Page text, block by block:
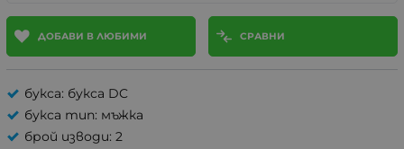
ДОБАВИ В ЛЮБИМИ СРАВНИ
букса: букса DC
букса тип: мъжка
брой изводи: 2